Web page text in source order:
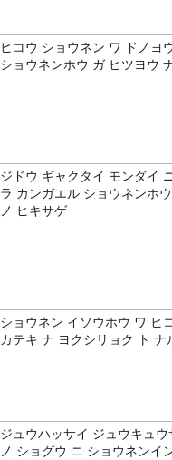
ヒコウ ショウネン ワ ドノヨ
ショウネンホウ ガ ヒツヨウ
ジドウ ギャクタイ モンダイ
ラ カンガエル ショウネンホ
ノ ヒキサゲ
ショウネン イソウホウ ワ ヒ
カテキ ナ ヨクシリョク ト ナ
ジュウハッサイ ジュウキュ
ノ ショグウ ニ ショウネンイ